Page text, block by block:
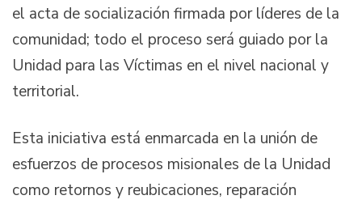
el acta de socialización firmada por líderes de la
comunidad; todo el proceso será guiado por la
Unidad para las Víctimas en el nivel nacional y
territorial.
Esta iniciativa está enmarcada en la unión de
esfuerzos de procesos misionales de la Unidad
como retornos y reubicaciones, reparación